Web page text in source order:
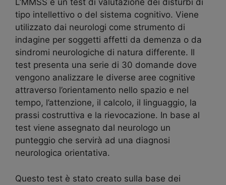
L’MMSS è un test di valutazione dei disturbi di
tipo intellettivo o del sistema cognitivo. Viene
utilizzato dai neurologi come strumento di
indagine per soggetti affetti da demenza o da
sindromi neurologiche di natura differente. Il
test presenta una serie di 30 domande dove
vengono analizzare le diverse aree cognitive
attraverso l’orientamento nello spazio e nel
tempo, l’attenzione, il calcolo, il linguaggio, la
prassi costruttiva e la rievocazione. In base al
test viene assegnato dal neurologo un
punteggio che servirà ad una diagnosi
neurologica orientativa.
Questo test è stato creato sulla base dei